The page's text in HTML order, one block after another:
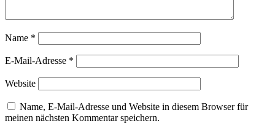
Name *
E-Mail-Adresse *
Website
Name, E-Mail-Adresse und Website in diesem Browser für
meinen nächsten Kommentar speichern.